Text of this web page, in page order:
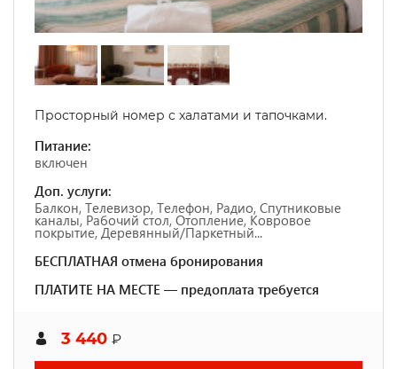
Просторный номер с халатами и тапочками.
Питание:
включен
Доп. услуги:
Балкон, Телевизор, Телефон, Радио, Спутниковые
каналы, Рабочий стол, Отопление, Ковровое
покрытие, Деревянный/Паркетный...
БЕСПЛАТНАЯ отмена бронирования
ПЛАТИТЕ НА МЕСТЕ — предоплата требуется
3 440 ₽